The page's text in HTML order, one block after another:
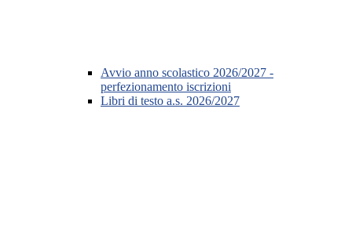
Avvio anno scolastico 2026/2027 -
perfezionamento iscrizioni
Libri di testo a.s. 2026/2027